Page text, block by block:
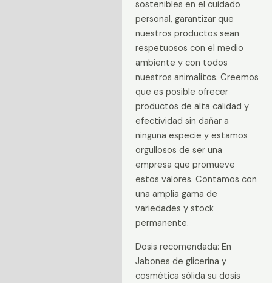
sostenibles en el cuidado
personal, garantizar que
nuestros productos sean
respetuosos con el medio
ambiente y con todos
nuestros animalitos. Creemos
que es posible ofrecer
productos de alta calidad y
efectividad sin dañar a
ninguna especie y estamos
orgullosos de ser una
empresa que promueve
estos valores. Contamos con
una amplia gama de
variedades y stock
permanente.
Dosis recomendada: En
Jabones de glicerina y
cosmética sólida su dosis